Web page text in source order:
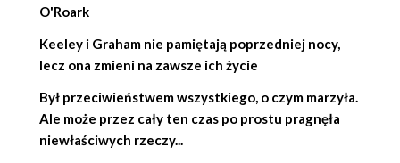
O'Roark
Keeley i Graham nie pamiętają poprzedniej nocy,
lecz ona zmieni na zawsze ich życie
Był przeciwieństwem wszystkiego, o czym marzyła.
Ale może przez cały ten czas po prostu pragnęła
niewłaściwych rzeczy...